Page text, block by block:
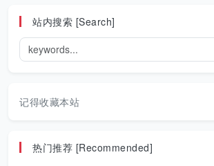
站内搜索 [Search]
记得收藏本站
热门推荐 [Recommended]